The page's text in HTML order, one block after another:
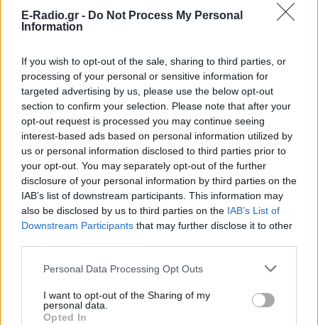
E-Radio.gr - Do Not Process My Personal
Information
If you wish to opt-out of the sale, sharing to third parties, or
processing of your personal or sensitive information for
targeted advertising by us, please use the below opt-out
section to confirm your selection. Please note that after your
opt-out request is processed you may continue seeing
interest-based ads based on personal information utilized by
us or personal information disclosed to third parties prior to
your opt-out. You may separately opt-out of the further
disclosure of your personal information by third parties on the
IAB’s list of downstream participants. This information may
also be disclosed by us to third parties on the IAB’s List of
Downstream Participants that may further disclose it to other
Personal Data Processing Opt Outs
I want to opt-out of the Sharing of my
personal data.
Opted In
και μάθετε πρώτοι τα πιο hot νέα
ειδήσεων του E-Daily.gr
Ακολουθήστε το E-Radio.gr και στο Instagram
ΔΙΑΦΗΜΙΣΗ